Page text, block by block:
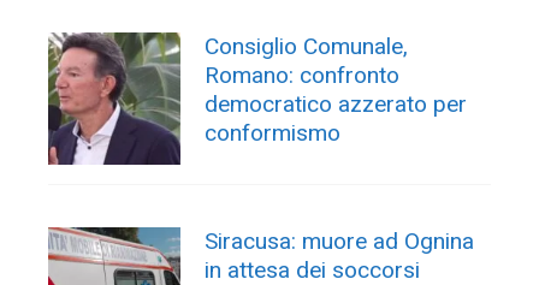
Consiglio Comunale,
Romano: confronto
democratico azzerato per
conformismo
Siracusa: muore ad Ognina
in attesa dei soccorsi